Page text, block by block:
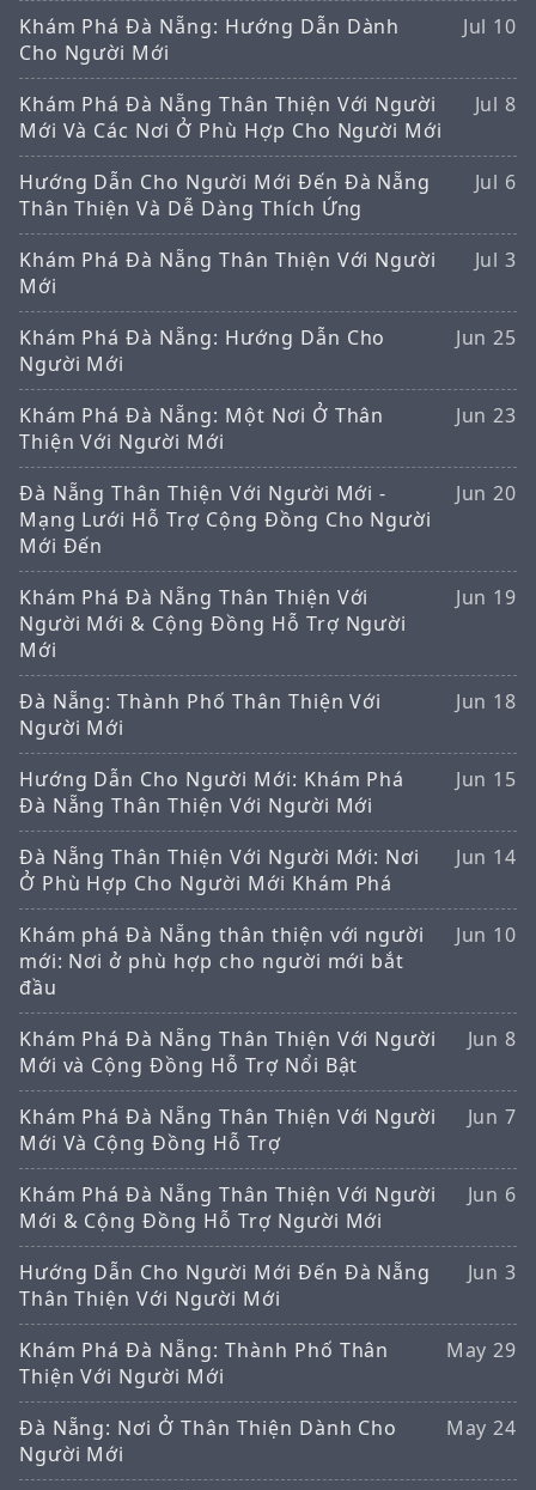
Khám Phá Đà Nẵng: Hướng Dẫn Dành
Cho Người Mới
Jul 10
Khám Phá Đà Nẵng Thân Thiện Với Người
Mới Và Các Nơi Ở Phù Hợp Cho Người Mới
Jul 8
Hướng Dẫn Cho Người Mới Đến Đà Nẵng
Thân Thiện Và Dễ Dàng Thích Ứng
Jul 6
Khám Phá Đà Nẵng Thân Thiện Với Người
Mới
Jul 3
Khám Phá Đà Nẵng: Hướng Dẫn Cho
Người Mới
Jun 25
Khám Phá Đà Nẵng: Một Nơi Ở Thân
Thiện Với Người Mới
Jun 23
Đà Nẵng Thân Thiện Với Người Mới -
Mạng Lưới Hỗ Trợ Cộng Đồng Cho Người
Mới Đến
Jun 20
Khám Phá Đà Nẵng Thân Thiện Với
Người Mới & Cộng Đồng Hỗ Trợ Người
Mới
Jun 19
Đà Nẵng: Thành Phố Thân Thiện Với
Người Mới
Jun 18
Hướng Dẫn Cho Người Mới: Khám Phá
Đà Nẵng Thân Thiện Với Người Mới
Jun 15
Đà Nẵng Thân Thiện Với Người Mới: Nơi
Ở Phù Hợp Cho Người Mới Khám Phá
Jun 14
Khám phá Đà Nẵng thân thiện với người
mới: Nơi ở phù hợp cho người mới bắt
đầu
Jun 10
Khám Phá Đà Nẵng Thân Thiện Với Người
Mới và Cộng Đồng Hỗ Trợ Nổi Bật
Jun 8
Khám Phá Đà Nẵng Thân Thiện Với Người
Mới Và Cộng Đồng Hỗ Trợ
Jun 7
Khám Phá Đà Nẵng Thân Thiện Với Người
Mới & Cộng Đồng Hỗ Trợ Người Mới
Jun 6
Hướng Dẫn Cho Người Mới Đến Đà Nẵng
Thân Thiện Với Người Mới
Jun 3
Khám Phá Đà Nẵng: Thành Phố Thân
Thiện Với Người Mới
May 29
Đà Nẵng: Nơi Ở Thân Thiện Dành Cho
Người Mới
May 24